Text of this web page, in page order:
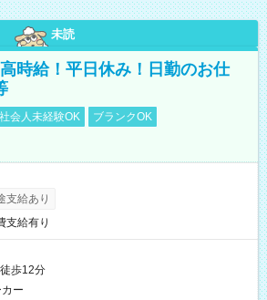
未読
時給！平日休み！日勤のお仕
社会人未経験OK
ブランクOK
支給あり
支給有り
歩12分
ー